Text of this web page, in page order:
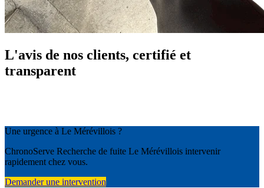
L'avis de nos clients, certifié et
transparent
Une urgence à Le Mérévillois ?
ChronoServe Recherche de fuite Le Mérévillois intervenir
rapidement chez vous.
Demander une intervention